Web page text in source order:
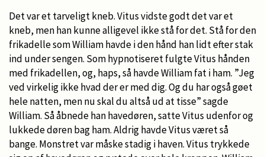
Det var et tarveligt kneb. Vitus vidste godt det var et
kneb, men han kunne alligevel ikke stå for det. Stå for den
frikadelle som William havde i den hånd han lidt efter stak
ind under sengen. Som hypnotiseret fulgte Vitus hånden
med frikadellen, og, haps, så havde William fat i ham. ”Jeg
ved virkelig ikke hvad der er med dig. Og du har også gøet
hele natten, men nu skal du altså ud at tisse” sagde
William. Så åbnede han havedøren, satte Vitus udenfor og
lukkede døren bag ham. Aldrig havde Vitus været så
bange. Monstret var måske stadig i haven. Vitus trykkede